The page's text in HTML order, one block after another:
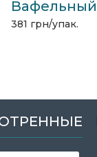
381 грн/упак.